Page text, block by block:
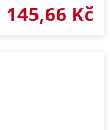
145,66 Kč